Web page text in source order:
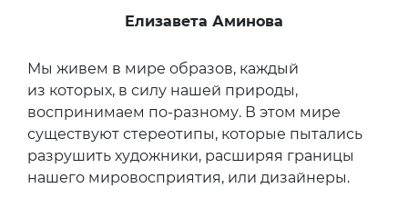
Елизавета Аминова
Мы живем в мире образов, каждый
из которых, в силу нашей природы,
воспринимаем по-разному. В этом мире
существуют стереотипы, которые пытались
разрушить художники, расширяя границы
нашего мировосприятия, или дизайнеры.